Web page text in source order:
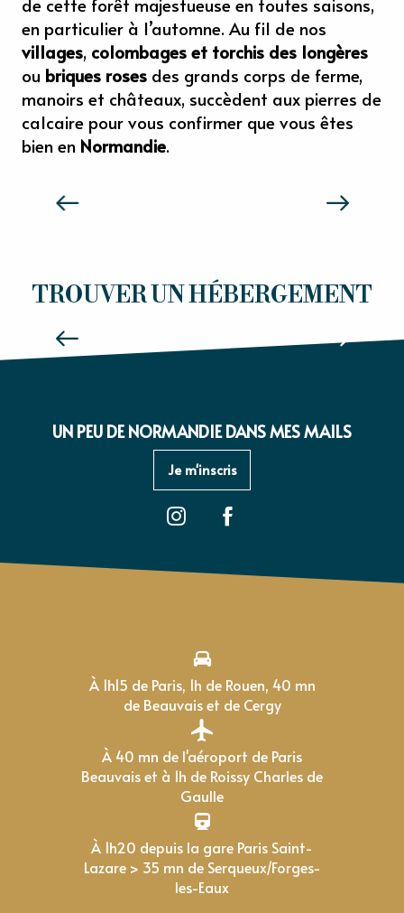
en particulier à l’automne. Au fil de nos
villages, colombages et torchis des longères
ou briques roses des grands corps de ferme,
manoirs et châteaux, succèdent aux pierres de
calcaire pour vous confirmer que vous êtes
bien en Normandie.
SENSATIONS NORMANDIE
TROUVER UN HÉBERGEMENT
HÔTELS
UN PEU DE NORMANDIE DANS MES MAILS
Je m'inscris
À 1h15 de Paris, 1h de Rouen, 40 mn
de Beauvais et de Cergy
À 40 mn de l'aéroport de Paris
Beauvais et à 1h de Roissy Charles de
Gaulle
À 1h20 depuis la gare Paris Saint-
Lazare > 35 mn de Serqueux/Forges-
les-Eaux